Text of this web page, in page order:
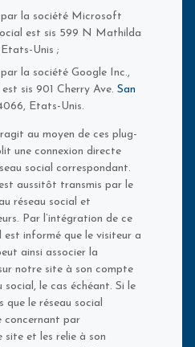
la société Microsoft
est sis 599 N Mathilda
Etats-Unis ;
la société Google Inc.,
sis 901 Cherry Ave.San
Etats-Unis.
au moyen de ces plug-
une connexion directe
social correspondant.
aussitôt transmis par le
réseau social et
Par l’intégration de ce
est informé que le visiteur a
ainsi associer la
notre site à son compte
le cas échéant. Si le
que le réseau social
concernant par
site et les relie à son